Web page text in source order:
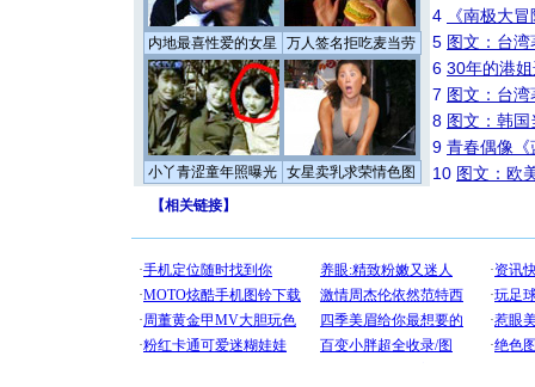
内地最喜性爱的女星 万人签名拒吃麦当劳
小丫青涩童年照曝光 女星卖乳求荣情色图
4
《南极大
5 图文：台
6 30年的港
7 图文：台
8 图文：韩
9 青春偶像《
10 图文：欧
【相关链接】